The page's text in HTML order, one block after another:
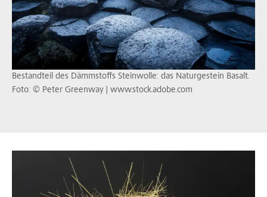
Bestandteil des Dämmstoffs Steinwolle: das Naturgestein Basalt.
Foto: © Peter Greenway | www.stock.adobe.com